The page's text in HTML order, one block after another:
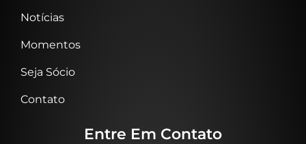
Notícias
Momentos
Seja Sócio
Contato
Entre Em Contato